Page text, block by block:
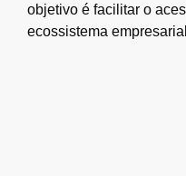
objetivo é facilitar o
ecossistema